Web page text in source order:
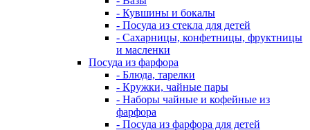
- Кувшины и бокалы
- Посуда из стекла для детей
- Сахарницы, конфетницы, фруктницы
и масленки
Посуда из фарфора
- Блюда, тарелки
- Кружки, чайные пары
- Наборы чайные и кофейные из
фарфора
- Посуда из фарфора для детей